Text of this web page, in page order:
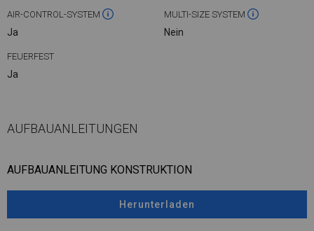
AIR-CONTROL-SYSTEM
Ja
MULTI-SIZE SYSTEM
Nein
FEUERFEST
Ja
AUFBAUANLEITUNGEN
AUFBAUANLEITUNG KONSTRUKTION
Herunterladen